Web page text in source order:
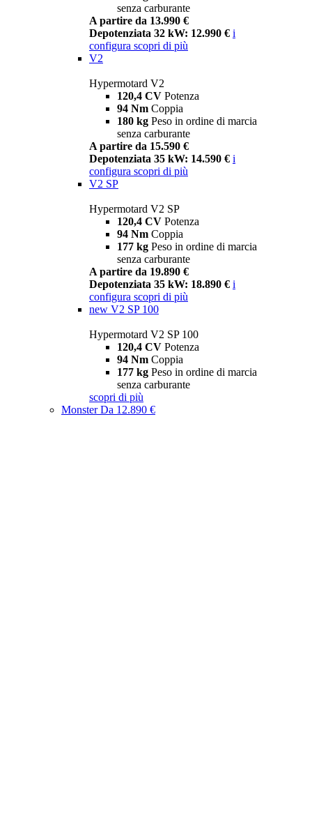
senza carburante
A partire da 13.990 €
Depotenziata 32 kW: 12.990 € i
configura scopri di più
V2
Hypermotard V2
120,4 CV Potenza
94 Nm Coppia
180 kg Peso in ordine di marcia
senza carburante
A partire da 15.590 €
Depotenziata 35 kW: 14.590 € i
configura scopri di più
V2 SP
Hypermotard V2 SP
120,4 CV Potenza
94 Nm Coppia
177 kg Peso in ordine di marcia
senza carburante
A partire da 19.890 €
Depotenziata 35 kW: 18.890 € i
configura scopri di più
new V2 SP 100
Hypermotard V2 SP 100
120,4 CV Potenza
94 Nm Coppia
177 kg Peso in ordine di marcia
senza carburante
scopri di più
MonsterDa 12.890 €